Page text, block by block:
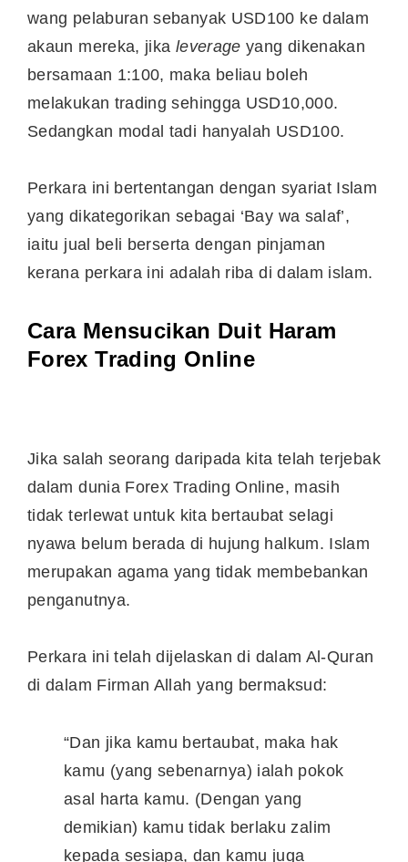
wang pelaburan sebanyak USD100 ke dalam
akaun mereka, jika leverage yang dikenakan
bersamaan 1:100, maka beliau boleh
melakukan trading sehingga USD10,000.
Sedangkan modal tadi hanyalah USD100.
Perkara ini bertentangan dengan syariat Islam
yang dikategorikan sebagai ‘Bay wa salaf’,
iaitu jual beli berserta dengan pinjaman
kerana perkara ini adalah riba di dalam islam.
Cara Mensucikan Duit Haram
Forex Trading Online
Jika salah seorang daripada kita telah terjebak
dalam dunia Forex Trading Online, masih
tidak terlewat untuk kita bertaubat selagi
nyawa belum berada di hujung halkum. Islam
merupakan agama yang tidak membebankan
penganutnya.
Perkara ini telah dijelaskan di dalam Al-Quran
di dalam Firman Allah yang bermaksud:
“Dan jika kamu bertaubat, maka hak
kamu (yang sebenarnya) ialah pokok
asal harta kamu. (Dengan yang
demikian) kamu tidak berlaku zalim
kepada sesiapa, dan kamu juga